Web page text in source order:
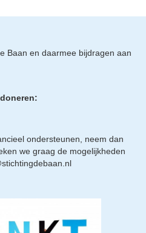
Baan en daarmee bijdragen aan
ondersteunen, neem dan
we graag de mogelijkheden